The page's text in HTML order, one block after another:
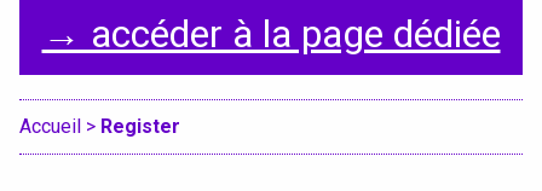
Graphisme, médias, médiations
Espace, Usages, Territoires
→ accéder à la page dédiée
Accueil > Register